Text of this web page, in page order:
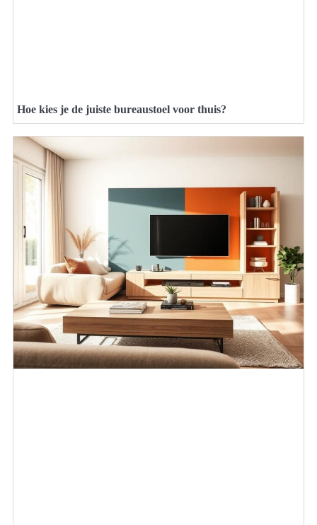
Hoe kies je de juiste bureaustoel voor thuis?